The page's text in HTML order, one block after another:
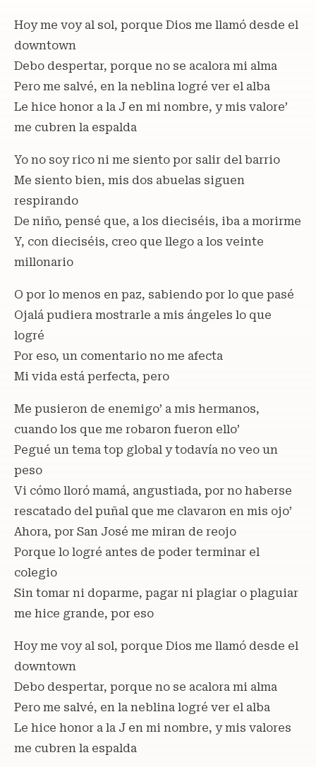
Hoy me voy al sol, porque Dios me llamó desde el
downtown
Debo despertar, porque no se acalora mi alma
Pero me salvé, en la neblina logré ver el alba
Le hice honor a la J en mi nombre, y mis valore’
me cubren la espalda
Yo no soy rico ni me siento por salir del barrio
Me siento bien, mis dos abuelas siguen
respirando
De niño, pensé que, a los dieciséis, iba a morirme
Y, con dieciséis, creo que llego a los veinte
millonario
O por lo menos en paz, sabiendo por lo que pasé
Ojalá pudiera mostrarle a mis ángeles lo que
logré
Por eso, un comentario no me afecta
Mi vida está perfecta, pero
Me pusieron de enemigo’ a mis hermanos,
cuando los que me robaron fueron ello’
Pegué un tema top global y todavía no veo un
peso
Vi cómo lloró mamá, angustiada, por no haberse
rescatado del puñal que me clavaron en mis ojo’
Ahora, por San José me miran de reojo
Porque lo logré antes de poder terminar el
colegio
Sin tomar ni doparme, pagar ni plagiar o plaguiar
me hice grande, por eso
Hoy me voy al sol, porque Dios me llamó desde el
downtown
Debo despertar, porque no se acalora mi alma
Pero me salvé, en la neblina logré ver el alba
Le hice honor a la J en mi nombre, y mis valores
me cubren la espalda